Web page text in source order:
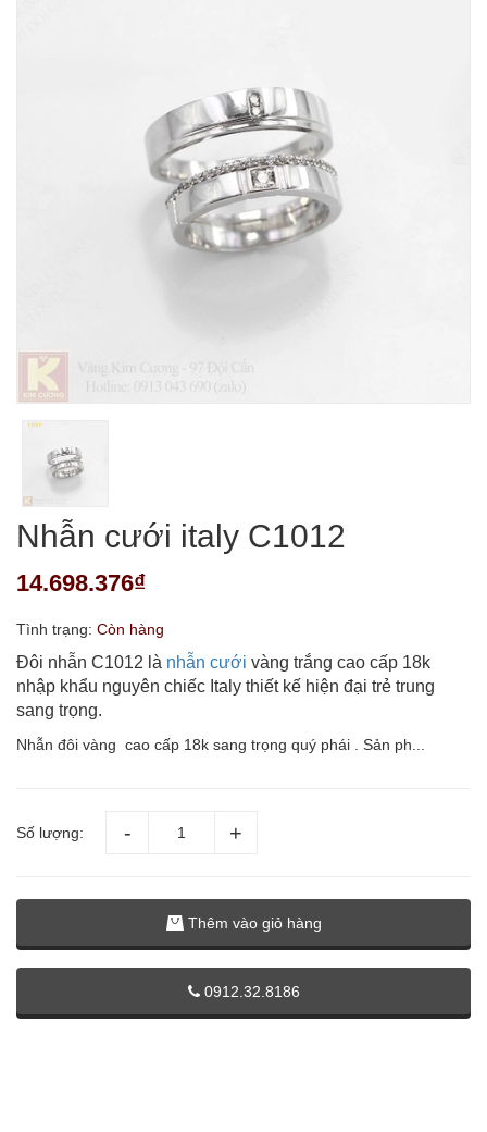
Nhẫn cưới italy C1012
14.698.376₫
Tình trạng: Còn hàng
Đôi nhẫn C1012 là nhẫn cưới vàng trắng cao cấp 18k
nhập khẩu nguyên chiếc Italy thiết kế hiện đại trẻ trung
sang trọng.
Nhẫn đôi vàng cao cấp 18k sang trọng quý phái . Sản ph...
Số lượng:
Thêm vào giỏ hàng
0912.32.8186